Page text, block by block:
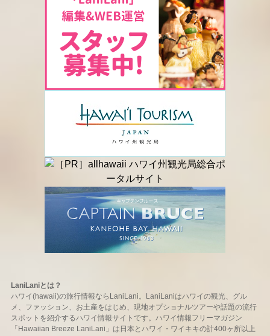
LaniLaniとは？
ハワイ(hawaii)の旅行情報ならLaniLani。LaniLaniはハワイの観光、グル
メ、ファッション、お土産をはじめ、現地オプショナルツアーや話題の流行
スポットを紹介するハワイ情報サイトです。ハワイ情報フリーマガジン
「Hawaiian Breeze LaniLani」は日本とハワイ・ワイキキの計400ヶ所以上